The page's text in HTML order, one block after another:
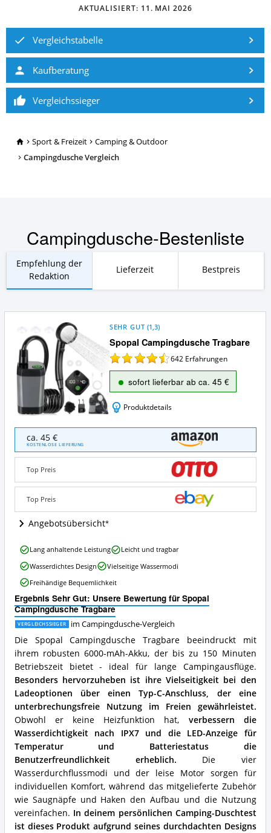
TopRatgeber24.de
Sport & Freizeit
Camping & Outdoor
Campingdusche Vergleich
AKTUALISIERT: 11. MAI 2026
Vergleichstabelle
Kaufberatung
Vergleichssieger
Campingdusche-Bestenliste
Empfehlung der
Redaktion
Lieferzeit Bestpreis
Spopal Campingdusche Tragbare
SEHR GUT (1,3)
642 Erfahrungen
sofort lieferbar ab ca. 45 €
Produktdetails
Campingdusche
Tragbare
Angebote:
ist
diese
Campingdusche
erhältlich?
ca. 45 €
KOSTENLOSE LIEFERUNG
Top Preis
Top Preis
Angebotsübersicht
Ergebnis Sehr Gut: Unsere Bewertung für Spopal
Campingdusche Tragbare
VERGLEICHSSIEGER im Campingdusche-Vergleich
Die Spopal Campingdusche Tragbare beeindruckt mit
ihrem robusten 6000-mAh-Akku, der bis zu 150 Minuten
Betriebszeit bietet - ideal für lange Campingausflüge.
Besonders hervorzuheben ist ihre Vielseitigkeit bei den
Ladeoptionen über einen Typ-C-Anschluss, der eine
unterbrechungsfreie Nutzung im Freien gewährleistet.
Obwohl er keine Heizfunktion hat, verbessern die
Wasserdichtigkeit nach IPX7 und die LED-Anzeige für
Temperatur und Batteriestatus die
Benutzerfreundlichkeit erheblich. Die vier
Wasserdurchflussmodi und der leise Motor sorgen für
individuellen Komfort, während das mitgelieferte Zubehör
wie Saugnäpfe und Haken den Aufbau und die Nutzung
vereinfachen. In deinem persönlichen Camping-Duschtest
ist dieses Produkt aufgrund seines durchdachten Designs
Spopal
Campingdusche
Tragbare
Vorteile:
Was
spricht
für
diese
Campingdusche?
Lang anhaltende Leistung
Leicht und tragbar
Wasserdichtes Design
Vielseitige Wassermodi
Freihändige Bequemlichkeit